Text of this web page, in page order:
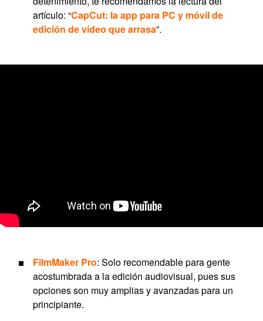
artículo: “CapCut: la app para PC y móvil de
edición de vídeo que arrasa”.
FilmMaker Pro: Solo recomendable para gente
acostumbrada a la edición audiovisual, pues sus
opciones son muy amplias y avanzadas para un
principiante.